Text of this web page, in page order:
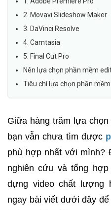
2. Movavi Slideshow Maker
3. DaVinci Resolve
4. Camtasia
5. Final Cut Pro
Nên lựa chọn phần mềm
Tiêu chí lựa chọn phần
Giữa hàng trăm lựa
bạn vẫn chưa tìm được
phù hợp nhất với mình?
nghiên cứu và tổng
dựng video chất lượng
ngay bài viết dưới đây